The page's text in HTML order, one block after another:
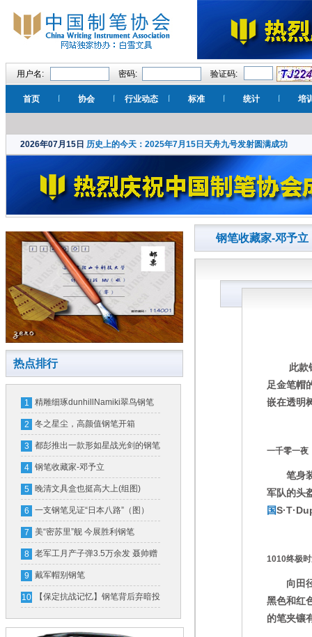
用户名: 密码: 验证码:
首页 协会 行业动态 标准 统计 培
2026年07月15日 历史上的今天：2025年7月15日天舟九号发射圆满成功
热点排行
1 精雕细琢dunhillNamiki翠鸟钢笔
2 冬之星尘，高颜值钢笔开箱
3 都彭推出一款形如星战光剑的钢笔
一支售价16万
4 钢笔收藏家-邓予立
5 晚清文具盒也挺高大上(组图)
6 一支钢笔见证“日本八路”（图）
7 美“密苏里”舰 今展胜利钢笔
8 老军工月产子弹3.5万余发 聂帅赠
钢笔奖励
9 戴军帽别钢笔
10 【保定抗战记忆】钢笔背后弃暗投
明的故事（图）
钢笔收藏家-邓予立
此款
足金笔帽
嵌在透明
一千零一夜
笔身装
军队的头
国
1010终极
向田径
黑色和红
的笔夹镶